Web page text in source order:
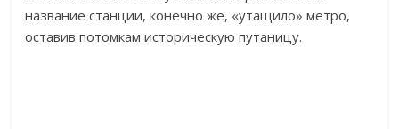
название станции, конечно же, «утащило» метро,
оставив потомкам историческую путаницу.